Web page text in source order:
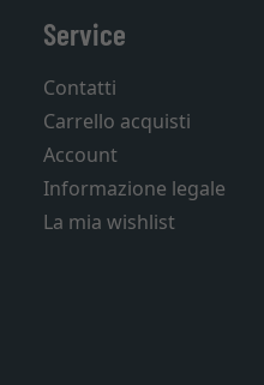
Service
Contatti
Carrello acquisti
Account
Informazione legale
La mia wishlist